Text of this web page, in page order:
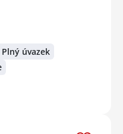
Plný úvazek